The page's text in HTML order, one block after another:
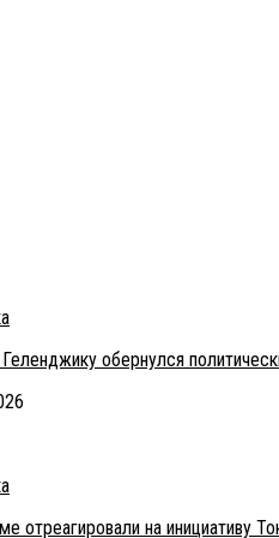
обернулся
отреагировали на инициативу